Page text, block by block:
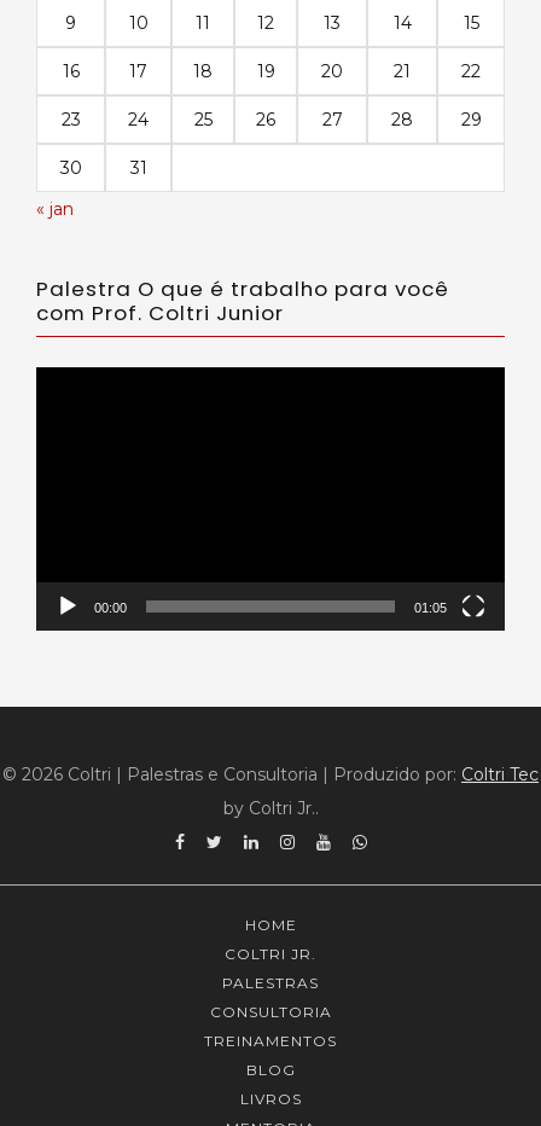
9 10 11 12 13 14 15
16 17 18 19 20 21 22
23 24 25 26 27 28 29
30
31
« jan
Palestra O que é trabalho para você
com Prof. Coltri Junior
00:00 01:05
© 2026 Coltri | Palestras e Consultoria | Produzido por: Coltri Tec
by Coltri Jr..
Facebook
TwitterLinkedinInstagram
YouTubeWhatsApp
HOME
COLTRI JR.
PALESTRAS
CONSULTORIA
TREINAMENTOS
BLOG
LIVROS